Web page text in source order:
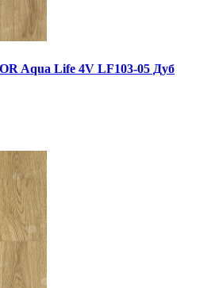
Aqua Life 4V LF103-05 Дуб